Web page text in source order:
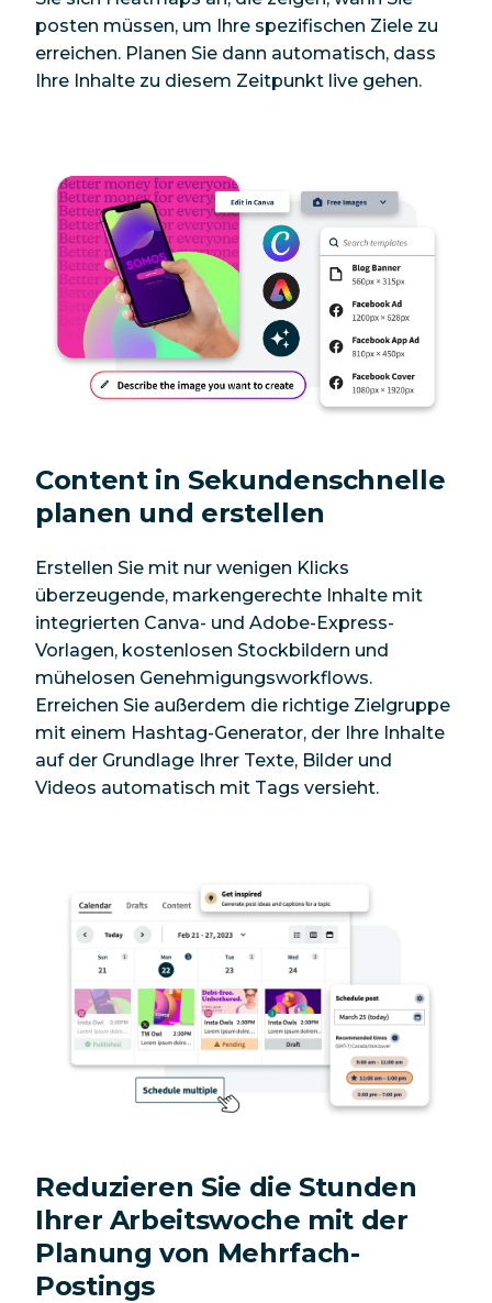
posten müssen, um Ihre spezifischen Ziele zu
erreichen. Planen Sie dann automatisch, dass
Ihre Inhalte zu diesem Zeitpunkt live gehen.
Content in Sekundenschnelle
planen und erstellen
Erstellen Sie mit nur wenigen Klicks
überzeugende, markengerechte Inhalte mit
integrierten Canva- und Adobe-Express-
Vorlagen, kostenlosen Stockbildern und
mühelosen Genehmigungsworkflows.
Erreichen Sie außerdem die richtige Zielgruppe
mit einem Hashtag-Generator, der Ihre Inhalte
auf der Grundlage Ihrer Texte, Bilder und
Videos automatisch mit Tags versieht.
Reduzieren Sie die Stunden
Ihrer Arbeitswoche mit der
Planung von Mehrfach-
Postings